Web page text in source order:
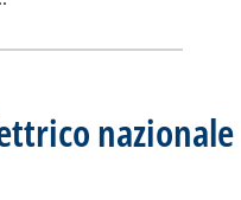
nazionale